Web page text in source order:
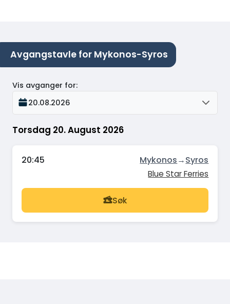
Avgangstavle for Mykonos-Syros
Torsdag 20. August 2026
Vis avganger for:
20.08.2026
20:45 Mykonos→Syros
Blue Star Ferries
Søk